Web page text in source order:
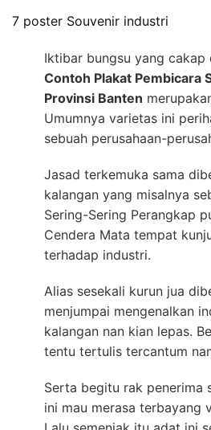
7 poster Souvenir industri
Iktibar bungsu yang
Contoh Plakat Pembicara
Provinsi Banten
Umumnya varietas ini
sebuah perusahaan-
Jasad terkemuka sama
kalangan yang misalnya
Sering-Sering Perangkap
Cendera Mata tempat
terhadap industri.
Alias sesekali kurun jua
menjumpai mengenalkan
kalangan nan kian lepas.
tentu tertulis tercantum
Serta begitu rak penerima
ini mau merasa terbayang